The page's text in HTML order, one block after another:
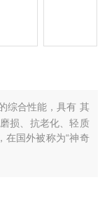
综合性能，具有 其
损、抗老化、轻质
在国外被称为“神奇